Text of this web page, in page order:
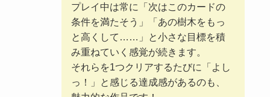
プレイ中は常に「次はこのカードの
条件を満たそう」「あの樹木をもっ
と高くして……」と小さな目標を積
み重ねていく感覚が続きます。
それらを1つクリアするたびに「よし
っ！」と感じる達成感があるのも、